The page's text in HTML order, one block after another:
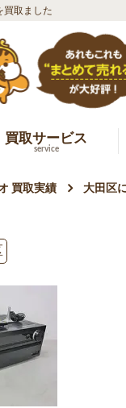
買取ました
買取サービス
service
買取実績 大田区